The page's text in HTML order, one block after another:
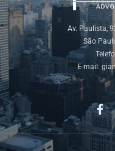
Av. Paulista,
São
E-mail: